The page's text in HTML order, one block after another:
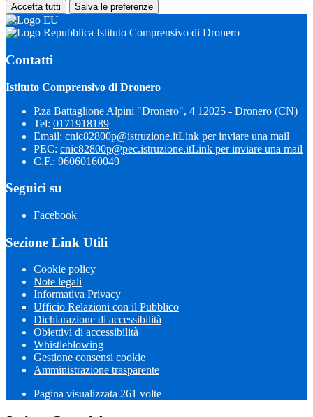
Accetta tutti Salva le preferenze
Istituto Comprensivo di Dronero
Contatti
Istituto Comprensivo di Dronero
P.za Battaglione Alpini "Dronero", 4 12025 - Dronero (CN)
Tel: 0171918189
Email: cnic82800p@istruzione.itLink per inviare una mail
PEC: cnic82800p@pec.istruzione.itLink per inviare una mail
C.F.: 96060160049
Seguici su
Facebook
Sezione Link Utili
Cookie policy
Note legali
Informativa Privacy
Ufficio Relazioni con il Pubblico
Dichiarazione di accessibilità
Obiettivi di accessibilità
Whistleblowing
Gestione consensi cookie
Amministrazione trasparente
Pagina visualizzata 261 volte